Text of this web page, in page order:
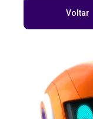
Voltar